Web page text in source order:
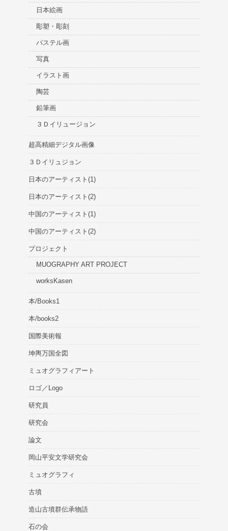
日本絵画
彫塑・彫刻
パステル画
写真
イラスト画
陶芸
鉛筆画
３Ｄイリュージョン
超高精細デジタル画像
３Ｄイリュジョン
日本のアーティスト(1)
日本のアーティスト(2)
中国のアーティスト(1)
中国のアーティスト(2)
プロジェクト
MUOGRAPHY ART PROJECT
worksKasen
本/Books1
本/books2
国際美術報
坤輿万国全図
ミュオグラフィアート
ロゴ／Logo
研究員
研究会
論文
岡山平安文学研究会
ミュオグラフィ
古墳
造山古墳群伝承物語
石の会